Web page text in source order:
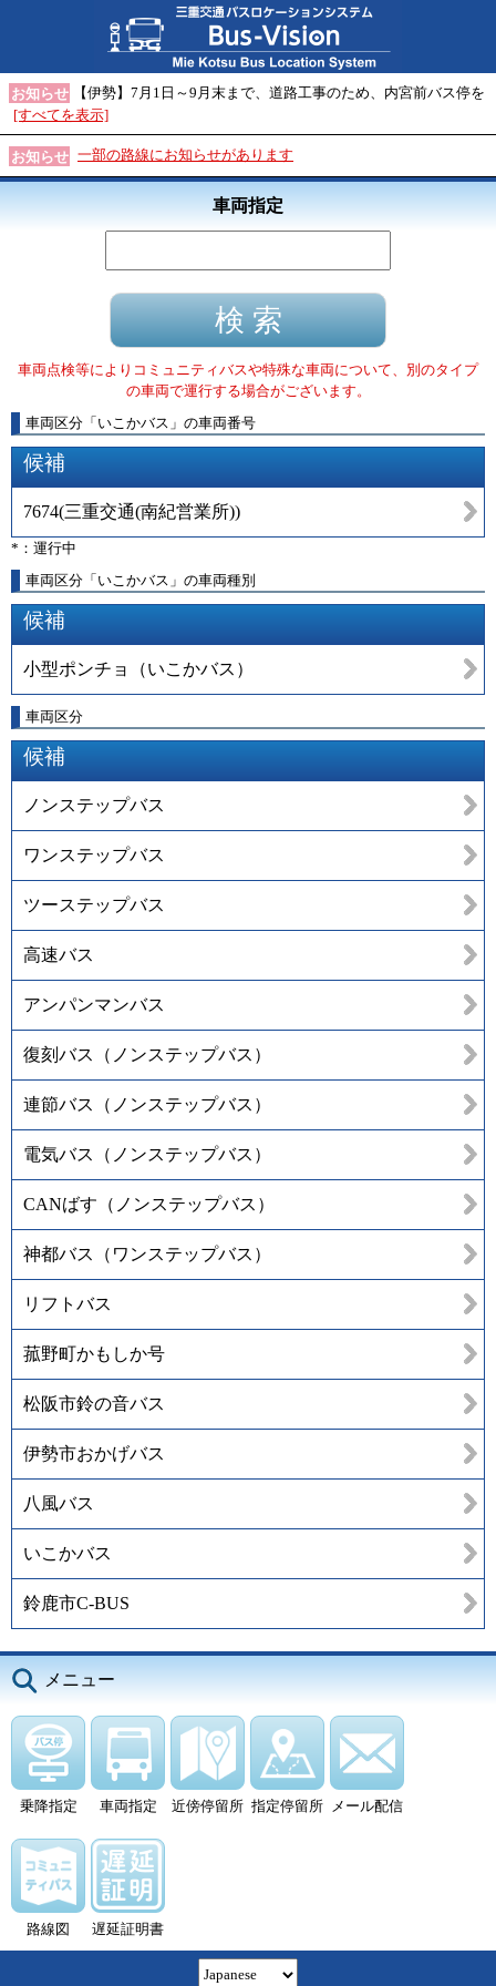
お知らせ
【伊勢】7月1日～9月末まで、道路工事のため、内宮前バス停を
[すべてを表示]
お知らせ 一部の路線にお知らせがあります
車両指定
車両点検等によりコミュニティバスや特殊な車両について、別のタイプ
の車両で運行する場合がございます。
車両区分 「 いこかバス 」 の車両番号
候補
7674(三重交通(南紀営業所))
*：運行中
車両区分「いこかバス」の車両種別
候補
小型ポンチョ（いこかバス）
車両区分
候補
ノンステップバス
ワンステップバス
ツーステップバス
高速バス
アンパンマンバス
復刻バス（ノンステップバス）
連節バス（ノンステップバス）
電気バス（ノンステップバス）
CANばす（ノンステップバス）
神都バス（ワンステップバス）
リフトバス
菰野町かもしか号
松阪市鈴の音バス
伊勢市おかげバス
八風バス
いこかバス
鈴鹿市C-BUS
メニュー
乗降指定 車両指定 近傍停留所 指定停留所 メール配信
路線図 遅延証明書